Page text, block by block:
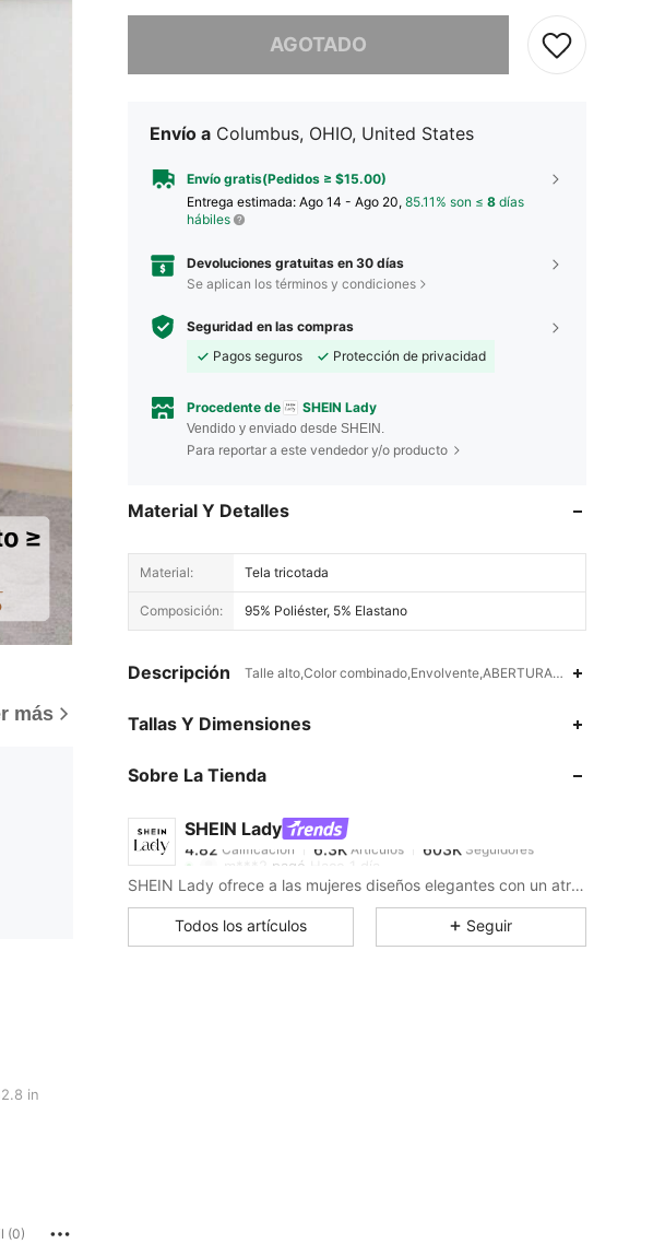
más
/ 52 in, Caderas: 153 cm / 60 in, Color: Multicolor, Talla: 2XL
in
(0)
AGOTADO
Lo sentimos, este producto está agotado.
Envío a Columbus, OHIO, United States
Envío gratis(Pedidos ≥ $15.00)
Entrega estimada: Ago 14 - Ago 20, 85.11% son ≤ 8 días
hábiles
Devoluciones gratuitas en 30 días
Se aplican los términos y condiciones
Seguridad en las compras
Pagos seguros
Protección de privacidad
Procedente de SHEIN Lady
Vendido y enviado desde SHEIN.
Para reportar a este vendedor y/o producto
Material Y Detalles
Material: Tela tricotada
Composición: 95% Poliéster, 5% Elastano
Descripción Talle alto,Color combinado,Envolvente,ABERTURAS,Nudo
Tallas Y Dimensiones
Sobre La Tienda
SHEIN Lady
4.82
4.82 Calificación 6.3K
m***2pagó Hace 1 día
4.82 6.3K 603K
SHEIN Lady ofrece a las mujeres diseños elegantes con un atractivo moderno.
Todos los artículos Seguir